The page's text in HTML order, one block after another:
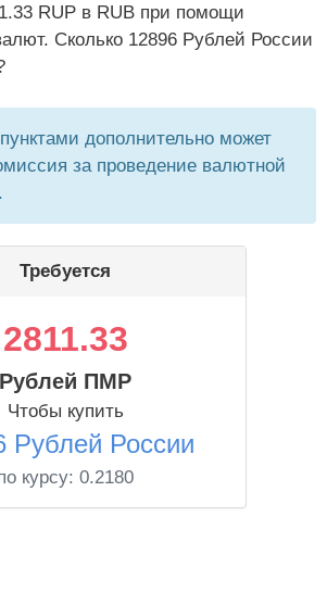
RUP в RUB при помощи
Сколько 12896 Рублей России
дополнительно может
за проведение валютной
Требуется
2811.33
Рублей ПМР
Чтобы купить
Рублей России
курсу: 0.2180